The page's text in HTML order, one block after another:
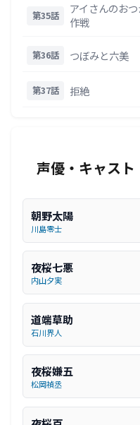
第35話
アイさんのお
作戦
第36話 つぼみと六美
第37話 拒絶
声優・キャスト
朝野太陽
川島零士
夜桜七悪
内山夕実
道端草助
石川界人
夜桜嫌五
松岡禎丞